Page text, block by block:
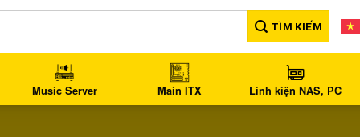
TÌM KIẾM
Music Server Main ITX Linh kiện NAS, PC